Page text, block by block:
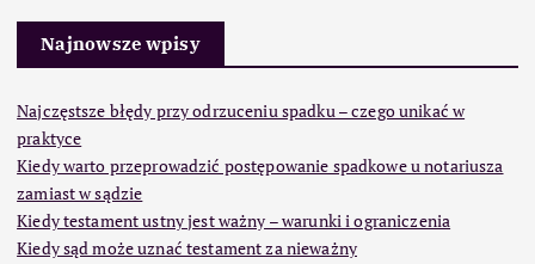
Najnowsze wpisy
Najczęstsze błędy przy odrzuceniu spadku – czego unikać w
praktyce
Kiedy warto przeprowadzić postępowanie spadkowe u notariusza
zamiast w sądzie
Kiedy testament ustny jest ważny – warunki i ograniczenia
Kiedy sąd może uznać testament za nieważny